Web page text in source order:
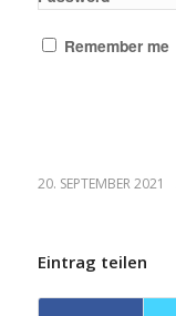
Remember me
20. SEPTEMBER 2021
Eintrag teilen